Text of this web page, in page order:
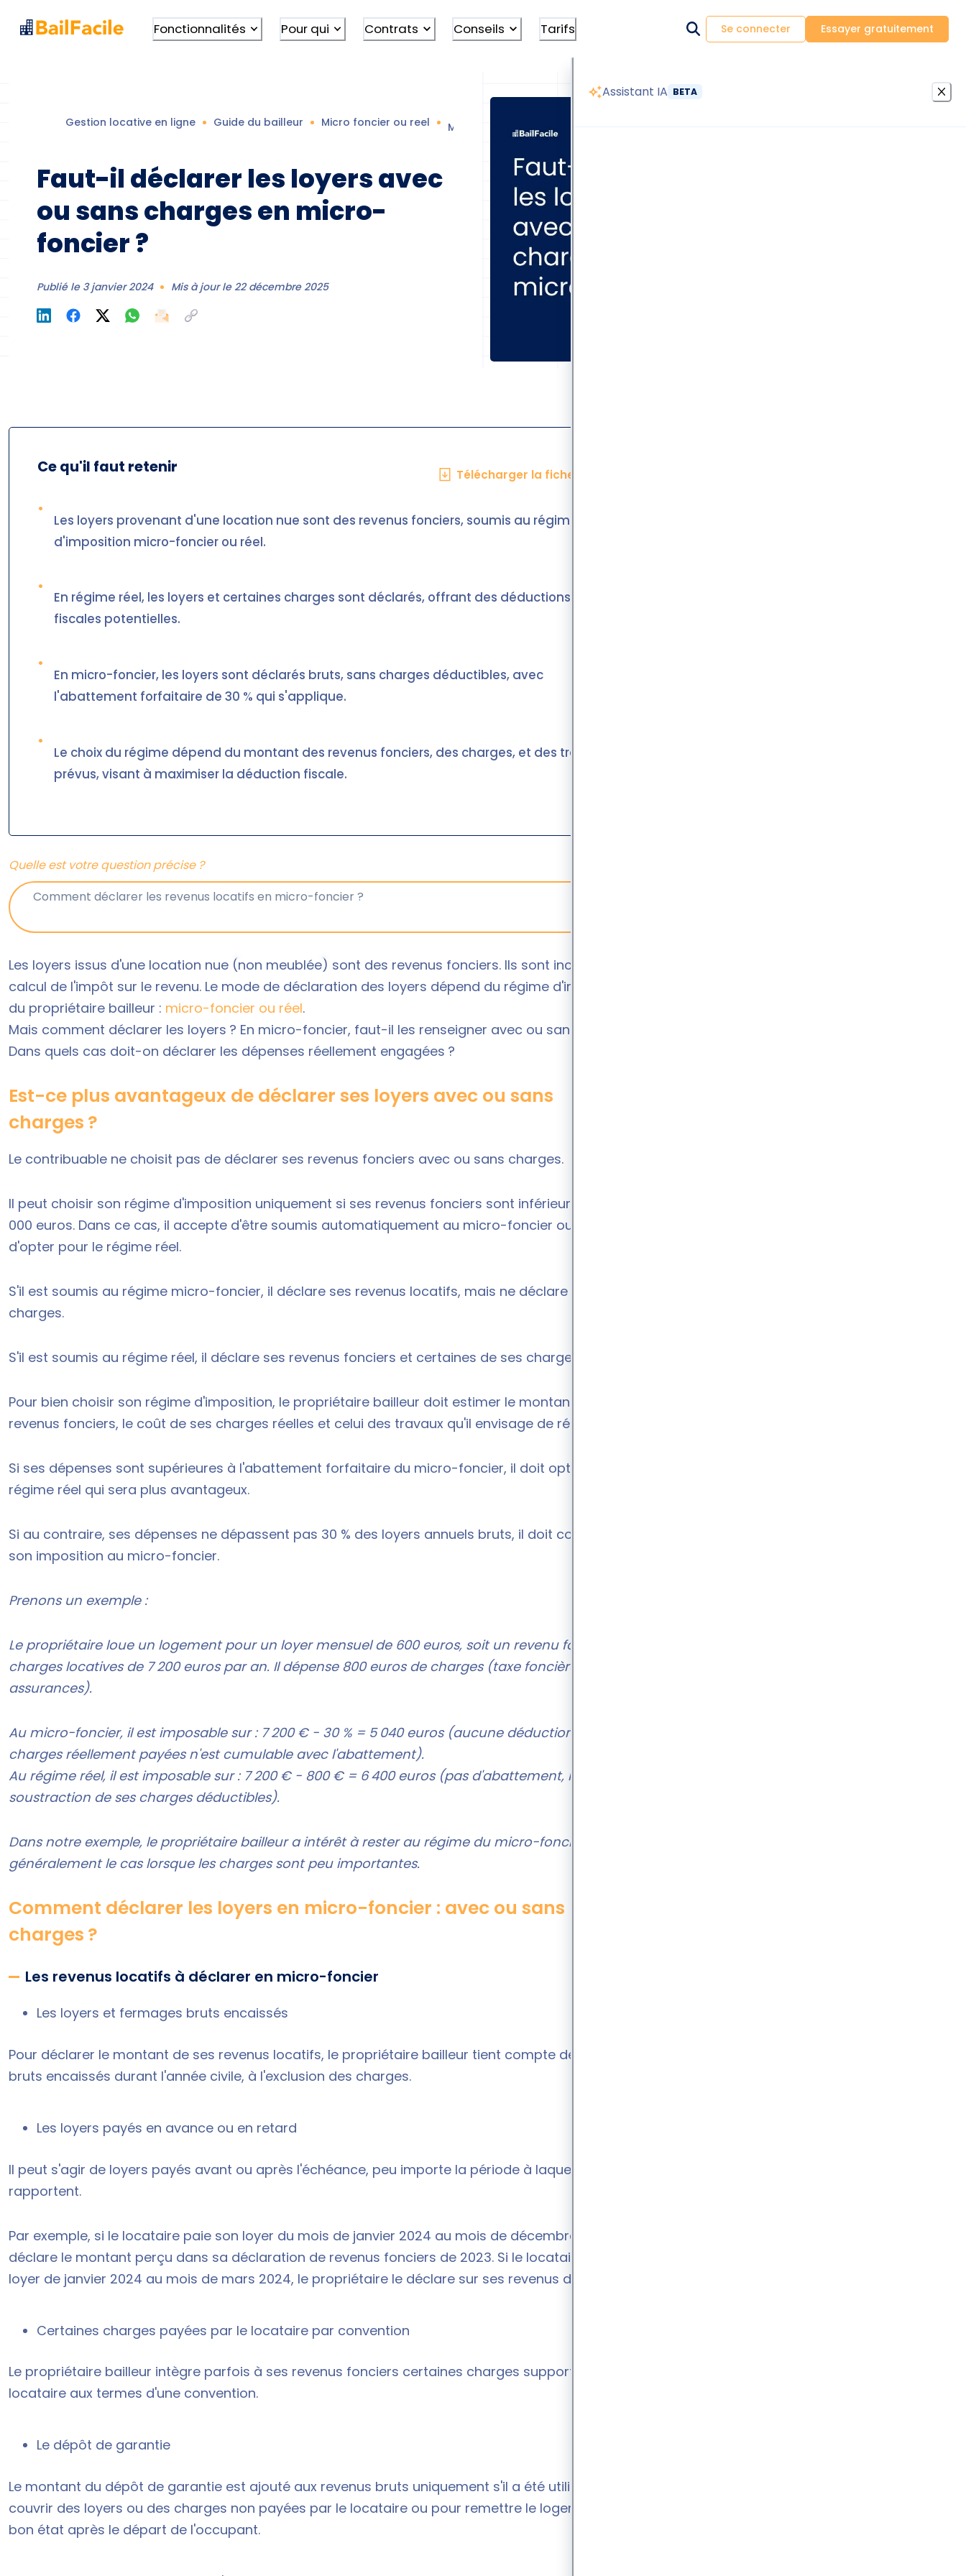
Assistant IA BETA
Fonctionnalités Pour qui Contrats Conseils Tarifs Se connecter Essayer gratuitement
Gestion locative en ligne Guide du bailleur Micro foncier ou reel Micro-foncier loyer avec ou sans charges
Faut-il déclarer les loyers avec
ou sans charges en micro-
foncier ?
Publié le 3 janvier 2024 Mis à jour le 22 décembre 2025
Ce qu'il faut retenir
•
Les loyers provenant d'une location nue sont des revenus fonciers, soumis au régime
d'imposition micro-foncier ou réel.
•
En régime réel, les loyers et certaines charges sont déclarés, offrant des déductions
fiscales potentielles.
•
En micro-foncier, les loyers sont déclarés bruts, sans charges déductibles, avec
l'abattement forfaitaire de 30 % qui s'applique.
•
Le choix du régime dépend du montant des revenus fonciers, des charges, et des travaux
prévus, visant à maximiser la déduction fiscale.
Télécharger la fiche en PDF
Quelle est votre question précise ?
Les loyers issus d'une location nue (non meublée) sont des revenus fonciers. Ils sont inclus dans le
calcul de l'impôt sur le revenu. Le mode de déclaration des loyers dépend du régime d'imposition
du propriétaire bailleur : micro-foncier ou réel.
Mais comment déclarer les loyers ? En micro-foncier, faut-il les renseigner avec ou sans charges ?
Dans quels cas doit-on déclarer les dépenses réellement engagées ?
Est-ce plus avantageux de déclarer ses loyers avec ou sans
charges ?
Le contribuable ne choisit pas de déclarer ses revenus fonciers avec ou sans charges.
Il peut choisir son régime d'imposition uniquement si ses revenus fonciers sont inférieurs à 15
000 euros. Dans ce cas, il accepte d'être soumis automatiquement au micro-foncier ou décide
d'opter pour le régime réel.
S'il est soumis au régime micro-foncier, il déclare ses revenus locatifs, mais ne déclare pas ses
charges.
S'il est soumis au régime réel, il déclare ses revenus fonciers et certaines de ses charges.
Pour bien choisir son régime d'imposition, le propriétaire bailleur doit estimer le montant de ses
revenus fonciers, le coût de ses charges réelles et celui des travaux qu'il envisage de réaliser.
Si ses dépenses sont supérieures à l'abattement forfaitaire du micro-foncier, il doit opter pour le
régime réel qui sera plus avantageux.
Si au contraire, ses dépenses ne dépassent pas 30 % des loyers annuels bruts, il doit conserver
son imposition au micro-foncier.
Prenons un exemple :
Le propriétaire loue un logement pour un loyer mensuel de 600 euros, soit un revenu foncier hors
charges locatives de 7 200 euros par an. Il dépense 800 euros de charges (taxe foncière et
assurances).
Au micro-foncier, il est imposable sur : 7 200 € - 30 % = 5 040 euros (aucune déduction de
charges réellement payées n'est cumulable avec l'abattement).
Au régime réel, il est imposable sur : 7 200 € - 800 € = 6 400 euros (pas d'abattement, mais la
soustraction de ses charges déductibles).
Dans notre exemple, le propriétaire bailleur a intérêt à rester au régime du micro-foncier. C'est
généralement le cas lorsque les charges sont peu importantes.
Comment déclarer les loyers en micro-foncier : avec ou sans
charges ?
Les revenus locatifs à déclarer en micro-foncier
Les loyers et fermages bruts encaissés
Pour déclarer le montant de ses revenus locatifs, le propriétaire bailleur tient compte des loyers
bruts encaissés durant l'année civile, à l'exclusion des charges.
Les loyers payés en avance ou en retard
Il peut s'agir de loyers payés avant ou après l'échéance, peu importe la période à laquelle ils se
rapportent.
Par exemple, si le locataire paie son loyer du mois de janvier 2024 au mois de décembre 2023, il
déclare le montant perçu dans sa déclaration de revenus fonciers de 2023. Si le locataire paie son
loyer de janvier 2024 au mois de mars 2024, le propriétaire le déclare sur ses revenus de 2024.
Certaines charges payées par le locataire par convention
Le propriétaire bailleur intègre parfois à ses revenus fonciers certaines charges supportées par le
locataire aux termes d'une convention.
Le dépôt de garantie
Le montant du dépôt de garantie est ajouté aux revenus bruts uniquement s'il a été utilisé pour
couvrir des loyers ou des charges non payées par le locataire ou pour remettre le logement en
bon état après le départ de l'occupant.